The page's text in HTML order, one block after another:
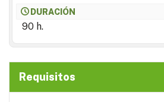
DURACIÓN
90 h.
Requisitos